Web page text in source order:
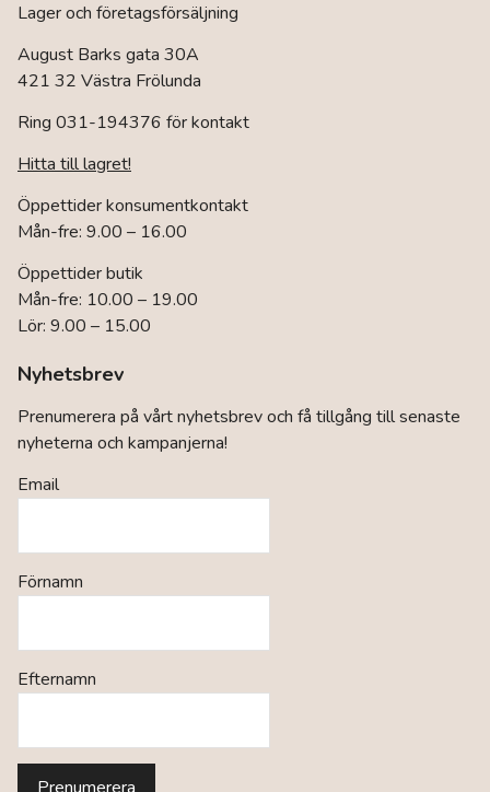
Lager och företagsförsäljning
August Barks gata 30A
421 32 Västra Frölunda
Ring 031-194376 för kontakt
Hitta till lagret!
Öppettider konsumentkontakt
Mån-fre: 9.00 – 16.00
Öppettider butik
Mån-fre: 10.00 – 19.00
Lör: 9.00 – 15.00
Nyhetsbrev
Prenumerera på vårt nyhetsbrev och få tillgång till senaste
nyheterna och kampanjerna!
Email
Förnamn
Efternamn